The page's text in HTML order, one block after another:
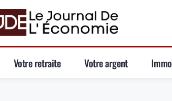
Votre retraite Votre argent Immo